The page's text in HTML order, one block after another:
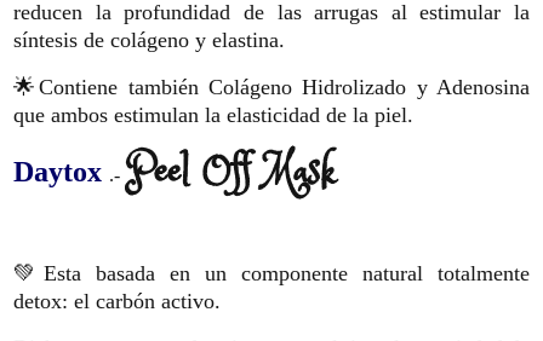
reducen la profundidad de las arrugas al estimular la
síntesis de colágeno y elastina.
🌟Contiene también Colágeno Hidrolizado y Adenosina
que ambos estimulan la elasticidad de la piel.
Daytox .- Peel Off Mask
💚Esta basada en un componente natural totalmente
detox: el carbón activo.